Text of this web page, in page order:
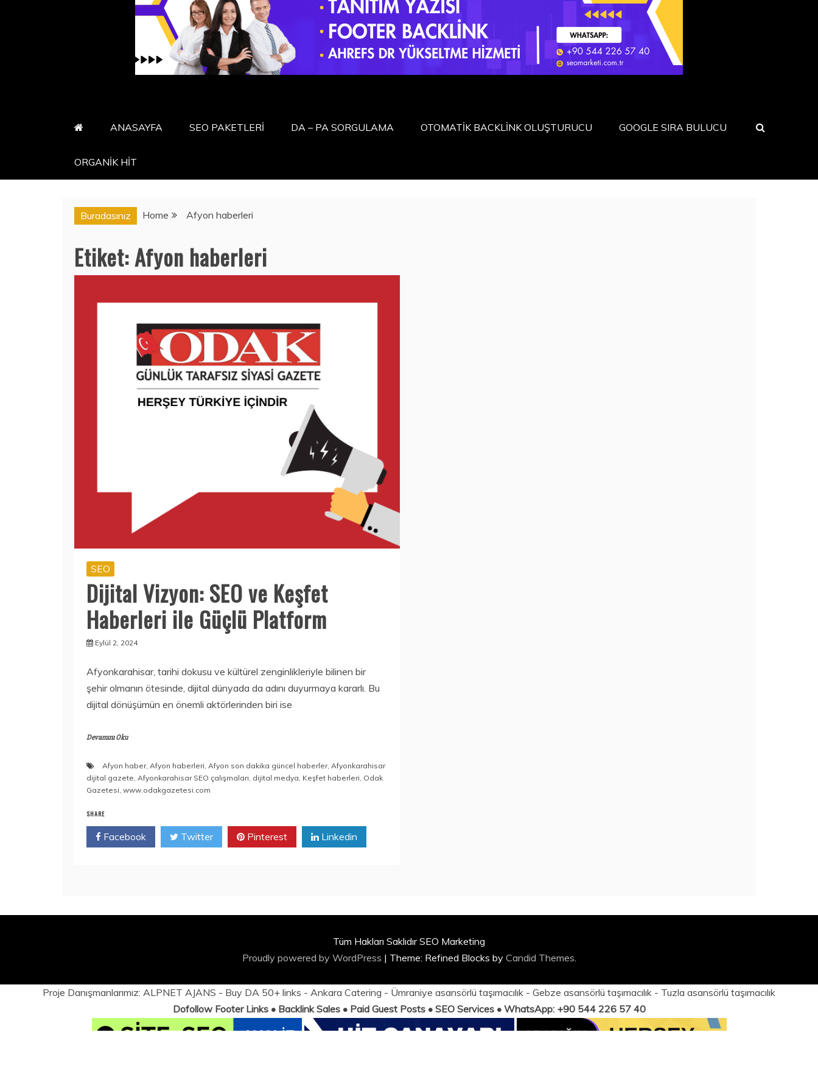
ANASAYFA SEO PAKETLERİ DA – PA SORGULAMA OTOMATİK BACKLİNK OLUŞTURUCU GOOGLE SIRA BULUCU
ORGANİK HİT
Buradasınız Home Afyon haberleri
Etiket:Afyon haberleri
SEO
Dijital Vizyon: SEO ve Keşfet
Haberleri ile Güçlü Platform
Eylül 2, 2024
Afyonkarahisar, tarihi dokusu ve kültürel zenginlikleriyle bilinen bir
şehir olmanın ötesinde, dijital dünyada da adını duyurmaya kararlı. Bu
dijital dönüşümün en önemli aktörlerinden biri ise
Devamını Oku
Afyon haber, Afyon haberleri Afyon son dakika güncel haberler, Afyonkarahisar
dijital gazete Afyonkarahisar SEO çalışmaları dijital medya Keşfet haberleri Odak
Gazetesi www.odakgazetesi.com
SHARE
Facebook Twitter Pinterest Linkedin
Tüm Hakları Saklıdır SEO Marketing
Proudly powered by WordPress | Theme: Refined Blocks by Candid Themes
Proje Danışmanlarımız: ALPNET AJANS - Buy DA 50+ links - Ankara Catering - Ümraniye asansörlü taşımacılık - Gebze asansörlü taşımacılık - Tuzla asansörlü taşımacılık
Dofollow Footer Links • Backlink Sales • Paid Guest Posts • SEO Services • WhatsApp: +90 544 226 57 40